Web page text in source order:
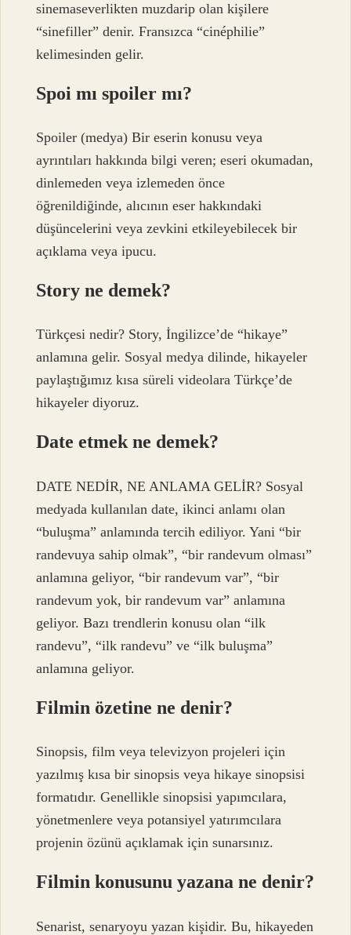
sinemaseverlikten muzdarip olan kişilere
“sinefiller” denir. Fransızca “cinéphilie”
kelimesinden gelir.
Spoi mı spoiler mı?
Spoiler (medya) Bir eserin konusu veya
ayrıntıları hakkında bilgi veren; eseri okumadan,
dinlemeden veya izlemeden önce
öğrenildiğinde, alıcının eser hakkındaki
düşüncelerini veya zevkini etkileyebilecek bir
açıklama veya ipucu.
Story ne demek?
Türkçesi nedir? Story, İngilizce’de “hikaye”
anlamına gelir. Sosyal medya dilinde, hikayeler
paylaştığımız kısa süreli videolara Türkçe’de
hikayeler diyoruz.
Date etmek ne demek?
DATE NEDİR, NE ANLAMA GELİR? Sosyal
medyada kullanılan date, ikinci anlamı olan
“buluşma” anlamında tercih ediliyor. Yani “bir
randevuya sahip olmak”, “bir randevum olması”
anlamına geliyor, “bir randevum var”, “bir
randevum yok, bir randevum var” anlamına
geliyor. Bazı trendlerin konusu olan “ilk
randevu”, “ilk randevu” ve “ilk buluşma”
anlamına geliyor.
Filmin özetine ne denir?
Sinopsis, film veya televizyon projeleri için
yazılmış kısa bir sinopsis veya hikaye sinopsisi
formatıdır. Genellikle sinopsisi yapımcılara,
yönetmenlere veya potansiyel yatırımcılara
projenin özünü açıklamak için sunarsınız.
Filmin konusunu yazana ne denir?
Senarist, senaryoyu yazan kişidir. Bu, hikayeden